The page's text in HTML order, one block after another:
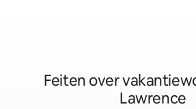
Feiten over
Lawrence